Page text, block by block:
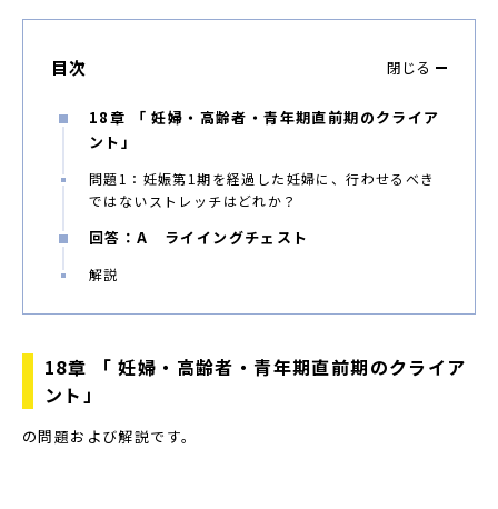
目次 閉じる
18章 「 妊婦・高齢者・青年期直前期のクライア
ント」
問題1：妊娠第1期を経過した妊婦に、行わせるべき
ではないストレッチはどれか？
回答：A ライイングチェスト
解説
18章 「 妊婦・高齢者・青年期直前期のクライア
ント」
の問題および解説です。